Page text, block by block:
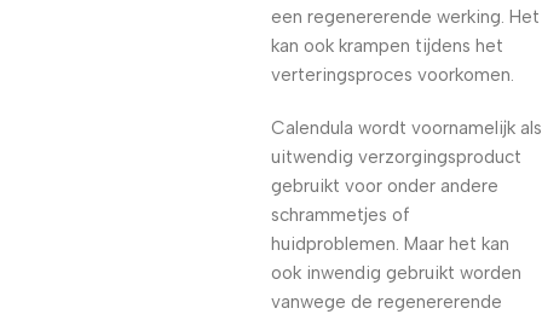
een regenererende werking. Het
kan ook krampen tijdens het
verteringsproces voorkomen.
Calendula wordt voornamelijk als
uitwendig verzorgingsproduct
gebruikt voor onder andere
schrammetjes of
huidproblemen. Maar het kan
ook inwendig gebruikt worden
vanwege de regenererende